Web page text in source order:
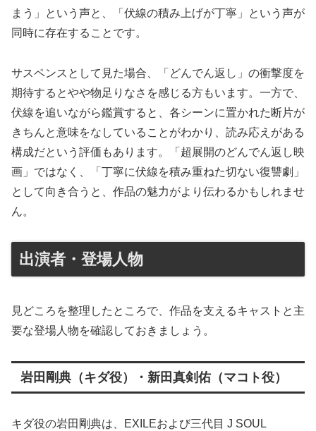
まう」という声と、「伏線の積み上げが丁寧」という声が
同時に存在することです。
サスペンスとして見た場合、「どんでん返し」の衝撃度を
期待するとやや物足りなさを感じる方もいます。一方で、
伏線を追いながら鑑賞すると、各シーンに置かれた断片が
きちんと意味をなしていることがわかり、読み応えがある
構成だという評価もあります。「超展開のどんでん返し映
画」ではなく、「丁寧に伏線を積み重ねた切ない復讐劇」
として向き合うと、作品の魅力がより伝わるかもしれませ
ん。
出演者・登場人物
見どころを整理したところで、作品を支えるキャストと主
要な登場人物を確認しておきましょう。
岩田剛典（キダ役）・新田真剣佑（マコト役）
キダ役の岩田剛典は、EXILEおよび三代目 J SOUL